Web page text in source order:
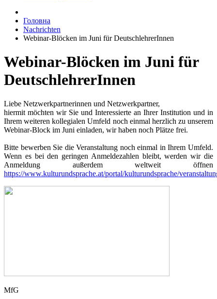
Головна
Nachrichten
Webinar-Blöcken im Juni für DeutschlehrerInnen
Webinar-Blöcken im Juni für
DeutschlehrerInnen
Liebe Netzwerkpartnerinnen und Netzwerkpartner,
hiermit möchten wir Sie und Interessierte an Ihrer Institution und in
Ihrem weiteren kollegialen Umfeld noch einmal herzlich zu unserem
Webinar-Block im Juni einladen, wir haben noch Plätze frei.
Bitte bewerben Sie die Veranstaltung noch einmal in Ihrem Umfeld.
Wenn es bei den geringen Anmeldezahlen bleibt, werden wir die
Anmeldung außerdem weltweit öffnen
https://www.kulturundsprache.at/portal/kulturundsprache/
MfG